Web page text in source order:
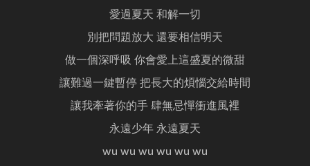
愛過夏天 和解一切
別把問題放大 還要相信明天
做一個深呼吸 你會愛上這盛夏的微甜
讓難過一鍵暫停 把長大的煩惱交給時間
讓我牽著你的手 肆無忌憚衝進風裡
永遠少年 永遠夏天
wu wu wu wu wu wu